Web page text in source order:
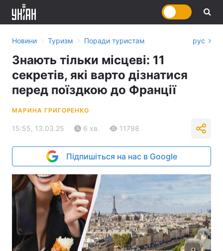
Новини › Туризм › Поради туристам рус
Знають тільки місцеві: 11
секретів, які варто дізнатися
перед поїздкою до Франції
МАРИНА ГРИГОРЕНКО
15:55, 13.03.25 6 хв. 11798
Підпишіться на нас в Google